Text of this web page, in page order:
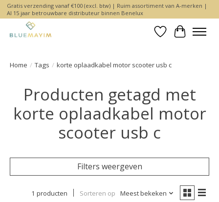
Gratis verzending vanaf €100 (excl. btw) | Ruim assortiment van A-merken |
Al 15 jaar betrouwbare distributeur binnen Benelux
Verlanglijst
Home / Tags / korte oplaadkabel motor scooter usb c
Producten getagd met
korte oplaadkabel motor
scooter usb c
Filters weergeven
1 producten Sorteren op Meest bekeken